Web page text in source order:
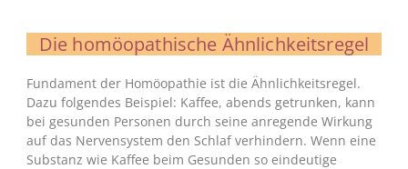
Die homöopathische Ähnlichkeitsregel
Fundament der Homöopathie ist die Ähnlichkeitsregel.
Dazu folgendes Beispiel: Kaffee, abends getrunken, kann
bei gesunden Personen durch seine anregende Wirkung
auf das Nervensystem den Schlaf verhindern. Wenn eine
Substanz wie Kaffee beim Gesunden so eindeutige